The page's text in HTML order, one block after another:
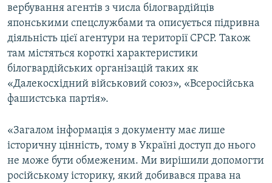
вербування агентів з числа білогвардійців
японськими спецслужбами та описується підривна
діяльність цієї агентури на території СРСР. Також
там містяться короткі характеристики
білогвардійських організацій таких як
«Далекосхідний військовий союз», «Всеросійська
фашистська партія».
«Загалом інформація з документу має лише
історичну цінність, тому в Україні доступ до нього
не може бути обмеженим. Ми вирішили допомогти
російському історику, який добивався права на